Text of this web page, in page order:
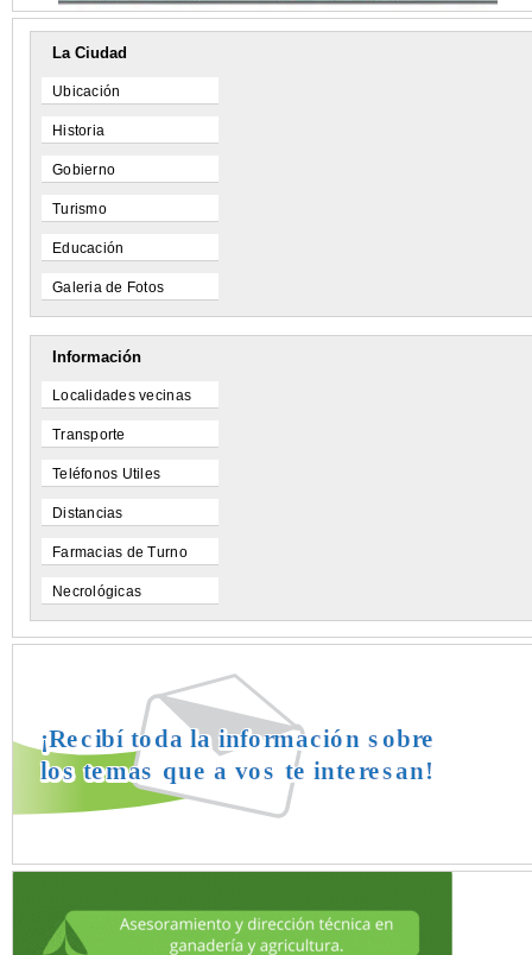
La Ciudad
Ubicación
Historia
Gobierno
Turismo
Educación
Galeria de Fotos
Información
Localidades vecinas
Transporte
Teléfonos Utiles
Distancias
Farmacias de Turno
Necrológicas